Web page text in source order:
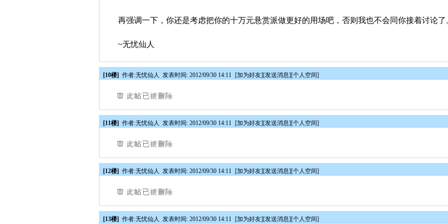
再强调一下，你还是考虑把你的十万元悬赏派做更好的用场吧，否则我也不会同你接着讨论了
~无忧仙人
[10楼] 作者:无忧仙人 发表时间: 2012/09/30 14:11 [加为好友][发送消息][个人空间]
[11楼] 作者:无忧仙人 发表时间: 2012/09/30 14:11 [加为好友][发送消息][个人空间]
[12楼] 作者:无忧仙人 发表时间: 2012/09/30 14:11 [加为好友][发送消息][个人空间]
[13楼] 作者:无忧仙人 发表时间: 2012/09/30 14:11 [加为好友][发送消息][个人空间]